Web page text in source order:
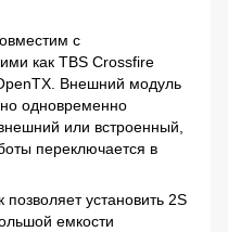
с
как TBS Crossfire
Внешний модуль
одновременно
или встроенный,
переключается в
установить 2S
емкости